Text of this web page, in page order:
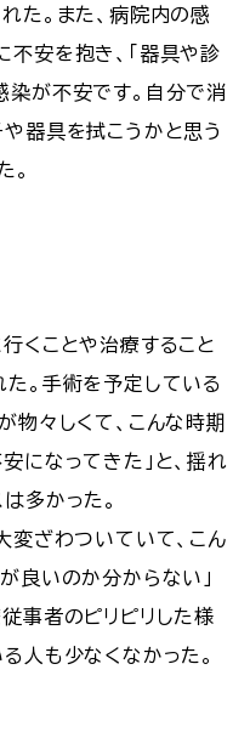
た。また、病院内の感
安を抱き、「器具や診
が不安です。自分で消
器具を拭こうかと思う
。
くことや治療すること
。手術を予定している
物々しくて、こんな時期
になってきた」と、揺れ
多かった。
変ざわついていて、こん
良いのか分からない」
事者のピリピリした様
人も少なくなかった。